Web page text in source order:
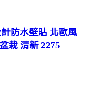
計防水壁貼 北歐風
栽 清新 2275